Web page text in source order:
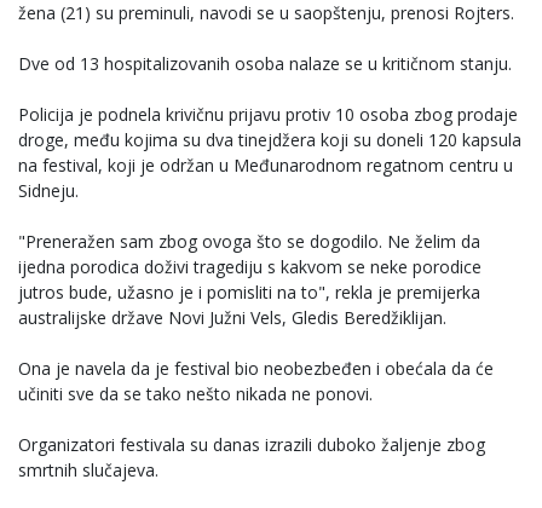
žena (21) su preminuli, navodi se u saopštenju, prenosi Rojters.
Dve od 13 hospitalizovanih osoba nalaze se u kritičnom stanju.
Policija je podnela krivičnu prijavu protiv 10 osoba zbog prodaje
droge, među kojima su dva tinejdžera koji su doneli 120 kapsula
na festival, koji je održan u Međunarodnom regatnom centru u
Sidneju.
"Preneražen sam zbog ovoga što se dogodilo. Ne želim da
ijedna porodica doživi tragediju s kakvom se neke porodice
jutros bude, užasno je i pomisliti na to", rekla je premijerka
australijske države Novi Južni Vels, Gledis Beredžiklijan.
Ona je navela da je festival bio neobezbeđen i obećala da će
učiniti sve da se tako nešto nikada ne ponovi.
Organizatori festivala su danas izrazili duboko žaljenje zbog
smrtnih slučajeva.